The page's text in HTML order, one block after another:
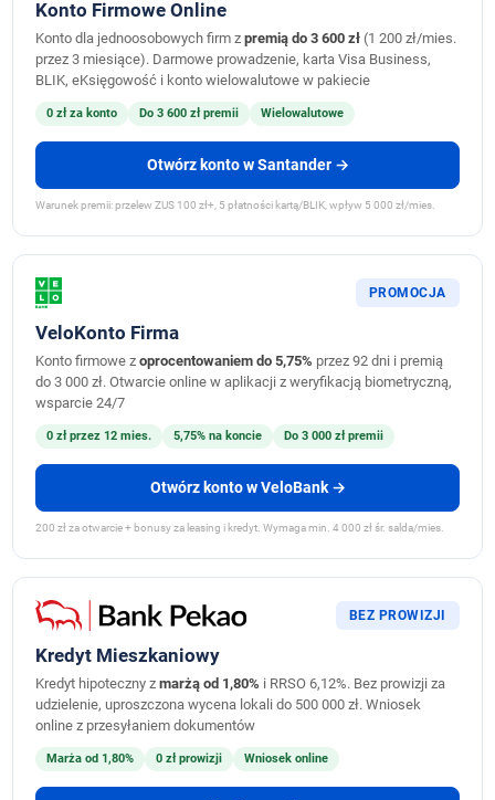
Konto Firmowe Online
Konto dla jednoosobowych firm zpremią do 3 600 zł (1 200 zł/mies.
przez 3 miesiące). Darmowe prowadzenie, karta Visa Business,
BLIK, eKsięgowość i konto wielowalutowe w pakiecie
0 zł za konto Do 3 600 zł premii Wielowalutowe
Otwórz konto w Santander →
Warunek premii: przelew ZUS 100 zł+, 5 płatności kartą/BLIK, wpływ 5 000 zł/mies.
PROMOCJA
VeloKonto Firma
Konto firmowe zoprocentowaniem do 5,75% przez 92 dni i premią
do 3 000 zł. Otwarcie online w aplikacji z weryfikacją biometryczną,
wsparcie 24/7
0 zł przez 12 mies. 5,75% na koncie Do 3 000 zł premii
Otwórz konto w VeloBank →
200 zł za otwarcie + bonusy za leasing i kredyt. Wymaga min. 4 000 zł śr. salda/mies.
BEZ PROWIZJI
Kredyt Mieszkaniowy
Kredyt hipoteczny zmarżą od 1,80% i RRSO 6,12%. Bez prowizji za
udzielenie, uproszczona wycena lokali do 500 000 zł. Wniosek
online z przesyłaniem dokumentów
Marża od 1,80% 0 zł prowizji Wniosek online